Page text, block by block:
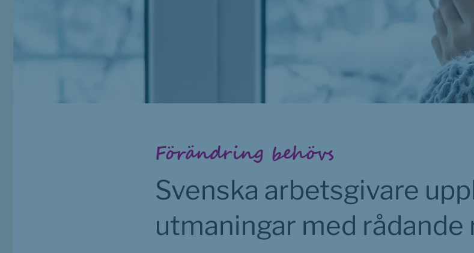
Förändring behövs
Svenska arbetsgivare
utmaningar med rådande